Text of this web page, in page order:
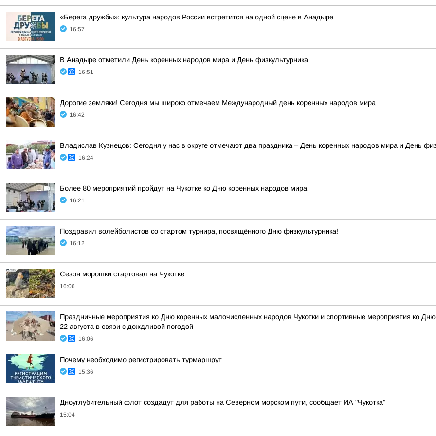
«Берега дружбы»: культура народов России встретится на одной сцене в Анадыре
16:57
В Анадыре отметили День коренных народов мира и День физкультурника
16:51
Дорогие земляки! Сегодня мы широко отмечаем Международный день коренных народов мира
16:42
Владислав Кузнецов: Сегодня у нас в округе отмечают два праздника – День коренных народов мира и День
16:24
Более 80 мероприятий пройдут на Чукотке ко Дню коренных народов мира
16:21
Поздравил волейболистов со стартом турнира, посвящённого Дню физкультурника!
16:12
Сезон морошки стартовал на Чукотке
16:06
Праздничные мероприятия ко Дню коренных малочисленных народов Чукотки и спортивные мероприятия ко Дню
22 августа в связи с дождливой погодой
16:06
Почему необходимо регистрировать турмаршрут
15:36
Дноуглубительный флот создадут для работы на Северном морском пути, сообщает ИА "Чукотка"
15:04